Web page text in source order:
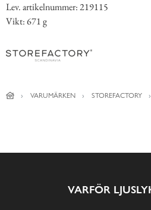
Lev. artikelnummer: 219115
Vikt: 671 g
VARUMÄRKEN STOREFACTORY
VARFÖR